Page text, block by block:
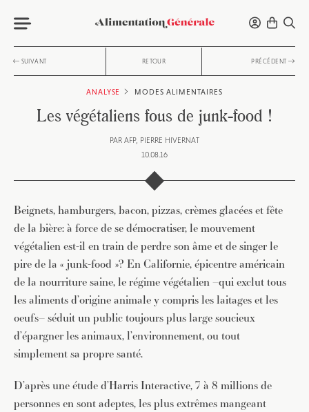
SUIVANT RETOUR PRÉCÉDENT
ANALYSE MODES ALIMENTAIRES
Les végétaliens fous de junk-food !
PAR AFP PIERRE HIVERNAT
10.08.16
Beignets, hamburgers, bacon, pizzas, crèmes glacées et fête
de la bière: à force de se démocratiser, le mouvement
végétalien est-il en train de perdre son âme et de singer le
pire de la « junk-food »? En Californie, épicentre américain
de la nourriture saine, le régime végétalien –qui exclut tous
les aliments d’origine animale y compris les laitages et les
oeufs– séduit un public toujours plus large soucieux
d’épargner les animaux, l’environnement, ou tout
simplement sa propre santé.
D’après une étude d’Harris Interactive, 7 à 8 millions de
personnes en sont adeptes, les plus extrêmes mangeant